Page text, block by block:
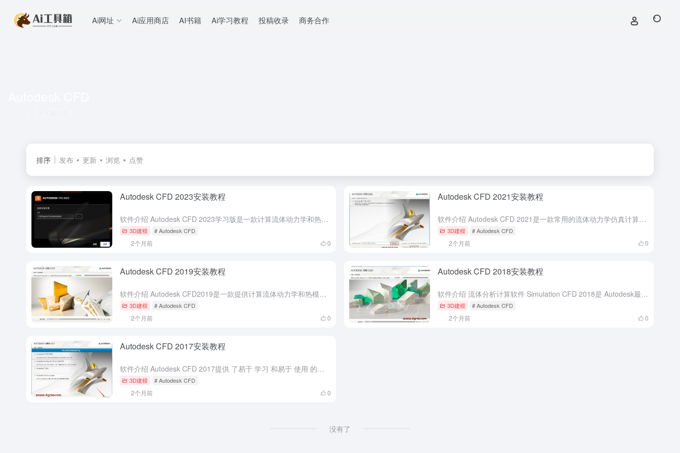
Ai网址 Ai应用商店 AI书籍 Ai学习教程 投稿收录 商务合作
排序 发布 更新 浏览 点赞
Autodesk CFD 2023安装教程
软件介绍 Autodesk CFD 2023学习版是一款计算流体动力学和热仿真工具，帮助您预测产品性能、优化设计并在制造前验证产品行为。使用只要是帮助用户更快更好的进行计算流体动力学的模拟、实验和分析...
3D建模 # Autodesk CFD
2个月前 0
Autodesk CFD 2021安装教程
软件介绍 Autodesk CFD 2021是一款常用的流体动力学仿真计算软件，软件可以利用流体、热和运动方面的洞察分析来设计系统，也可自动执行设计分析功能一提高效率。 下载地址 安装教程 1.解压下...
3D建模 # Autodesk CFD
2个月前 0
Autodesk CFD 2019安装教程
软件介绍 Autodesk CFD2019是一款提供计算流体动力学和热模拟工具的强大计算流体动力学软件，是一款可方便学者对流体力学进行研究而开发的三维流体模拟软件，可在任何时候编辑修改图纸，并支持打开...
3D建模 # Autodesk CFD
2个月前 0
Autodesk CFD 2018安装教程
软件介绍 流体分析计算软件 Simulation CFD 2018是 Autodesk最近推出的，它支持64位的Win7/8，以及最新的Win10系统，包括快速、准确和灵活的流体流动和热模拟工具，可进...
3D建模 # Autodesk CFD
2个月前 0
Autodesk CFD 2017安装教程
软件介绍 Autodesk CFD 2017提供 了易于 学习 和易于 使用 的中文 界面 ，具有 强大 的分析能力 ，高智能性 ，自动化 网格技术 ，在生产 之前 就能预测 性能 ，优化设计 和产品...
3D建模 # Autodesk CFD
2个月前 0
没有了